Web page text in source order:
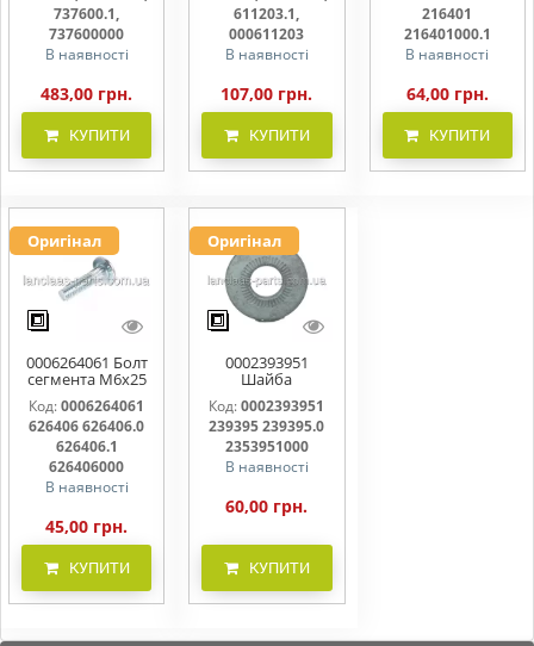
737600000
737600.1,
737600000
В наявності
483,00 грн.
КУПИТИ
000611203
611203.1,
000611203
В наявності
107,00 грн.
КУПИТИ
216401000
216401
216401000.1
В наявності
64,00 грн.
КУПИТИ
Оригінал
0006264061 Болт
сегмента М6х25
626406 626406.0
626406.1
626406000
Код:0006264061
626406 626406.0
626406.1
626406000
В наявності
45,00 грн.
КУПИТИ
Оригінал
0002393951
Шайба
контактна 239395
239395.0
2353951000
Код: 0002393951
239395 239395.0
2353951000
В наявності
60,00 грн.
КУПИТИ